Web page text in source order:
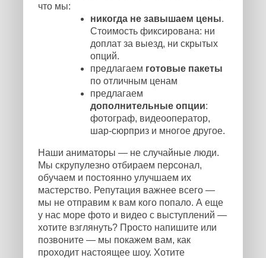
что мы:
никогда не завышаем цены.
Стоимость фиксирована: ни
доплат за выезд, ни скрытых
опций.
предлагаем готовые пакеты
по отличным ценам
предлагаем
дополнительные опции:
фотограф, видеооператор,
шар-сюрприз и многое другое.
Наши аниматоры — не случайные люди.
Мы скрупулезно отбираем персонал,
обучаем и постоянно улучшаем их
мастерство. Репутация важнее всего —
мы не отправим к вам кого попало. А еще
у нас море фото и видео с выступлений —
хотите взглянуть? Просто напишите или
позвоните — мы покажем вам, как
проходит настоящее шоу. Хотите